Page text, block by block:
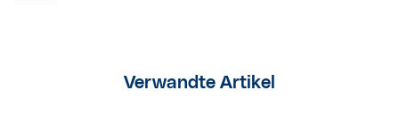
Verwandte Artikel